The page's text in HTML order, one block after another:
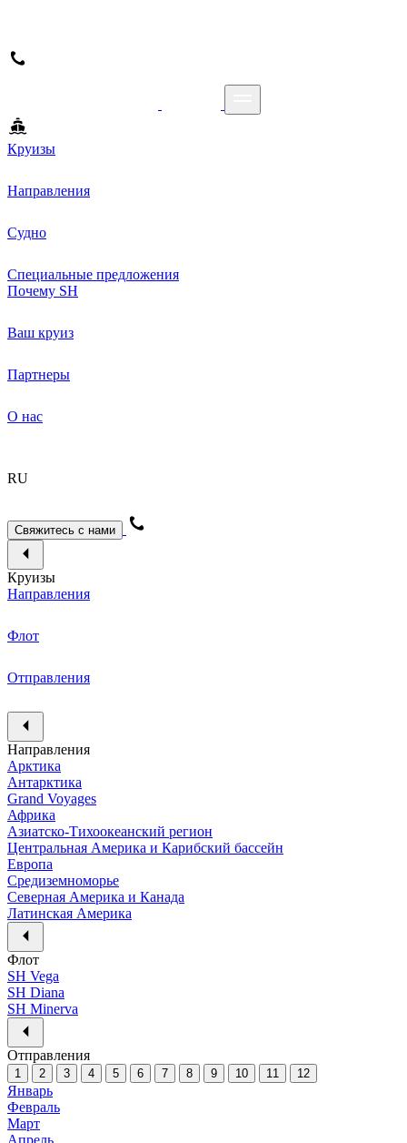
Круизы
Направления
Судно
Специальные предложения
Почему SH
Ваш круиз
Партнеры
О нас
RU
Свяжитесь с нами
Круизы
Направления
Флот
Отправления
Направления
Арктика
Антарктика
Grand Voyages
Африка
Азиатско-Тихоокеанский регион
Центральная Америка и Карибский бассейн
Европа
Средиземноморье
Северная Америка и Канада
Латинская Америка
Флот
SH Vega
SH Diana
SH Minerva
Отправления
1 2 3 4 5 6 7 8 9 10 11 12
Январь
Февраль
Март
Апрель